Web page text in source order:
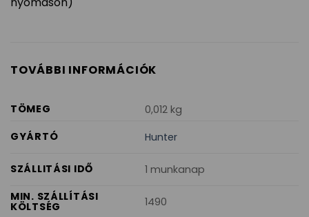
TOVÁBBI INFORMÁCIÓK
TÖMEG
0,012 kg
GYÁRTÓ
Hunter
SZÁLLITÁSI IDŐ
1 munkanap
MIN. SZÁLLÍTÁSI
KÖLTSÉG 1490